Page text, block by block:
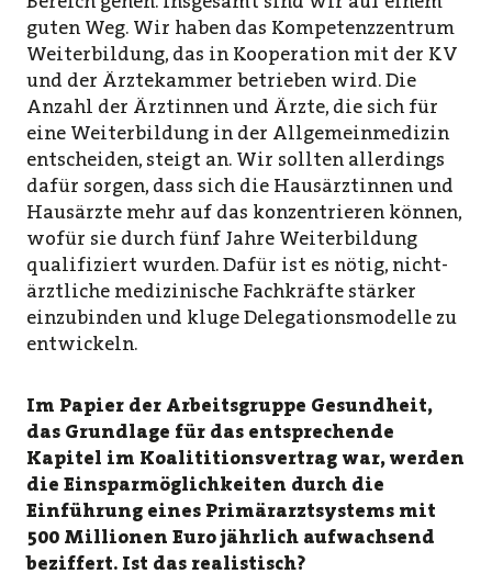
guten Weg. Wir haben das Kompetenzzentrum
Weiterbildung, das in Kooperation mit der KV
und der Ärztekammer betrieben wird. Die
Anzahl der Ärztinnen und Ärzte, die sich für
eine Weiterbildung in der Allgemeinmedizin
entscheiden, steigt an. Wir sollten allerdings
dafür sorgen, dass sich die Hausärztinnen und
Hausärzte mehr auf das konzentrieren können,
wofür sie durch fünf Jahre Weiterbildung
qualifiziert wurden. Dafür ist es nötig, nicht-
ärztliche medizinische Fachkräfte stärker
einzubinden und kluge Delegationsmodelle zu
entwickeln.
Im Papier der Arbeitsgruppe Gesundheit,
das Grundlage für das entsprechende
Kapitel im Koalititionsvertrag war, werden
die Einsparmöglichkeiten durch die
Einführung eines Primärarztsystems mit
500 Millionen Euro jährlich aufwachsend
beziffert. Ist das realistisch?